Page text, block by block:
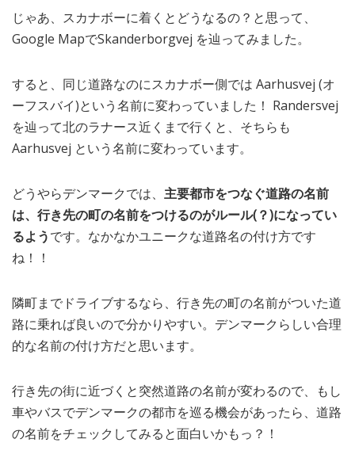
じゃあ、スカナボーに着くとどうなるの？と思って、
Google MapでSkanderborgvej を辿ってみました。
すると、同じ道路なのにスカナボー側では Aarhusvej (オ
ーフスバイ)という名前に変わっていました！ Randersvej
を辿って北のラナース近くまで行くと、そちらも
Aarhusvej という名前に変わっています。
どうやらデンマークでは、 主要都市をつなぐ道路の名前
は、行き先の町の名前をつけるのがルール(？)になってい
るようです。なかなかユニークな道路名の付け方です
ね！！
隣町までドライブするなら、行き先の町の名前がついた道
路に乗れば良いので分かりやすい。デンマークらしい合理
的な名前の付け方だと思います。
行き先の街に近づくと突然道路の名前が変わるので、もし
車やバスでデンマークの都市を巡る機会があったら、道路
の名前をチェックしてみると面白いかもっ？！